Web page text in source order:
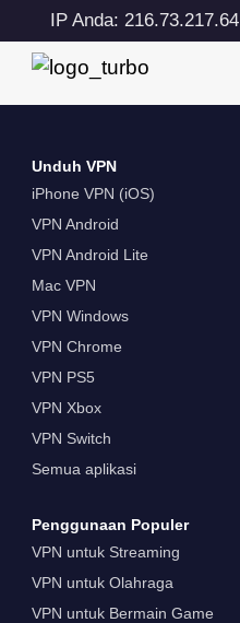
IP Anda: 216.73.217.64
Unduh VPN
iPhone VPN (iOS)
VPN Android
VPN Android Lite
Mac VPN
VPN Windows
VPN Chrome
VPN PS5
VPN Xbox
VPN Switch
Semua aplikasi
Penggunaan Populer
VPN untuk Streaming
VPN untuk Olahraga
VPN untuk Bermain Game